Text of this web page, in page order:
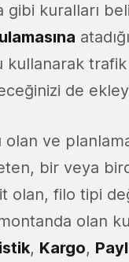
kuralları
kullanarak
de
olan ve
bir veya
olan, filo tipi
olan
, Kargo,